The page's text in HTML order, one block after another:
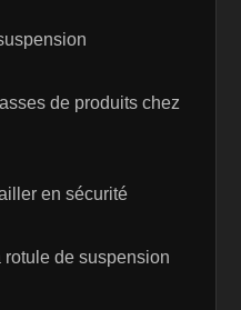
de produits chez
en sécurité
de suspension